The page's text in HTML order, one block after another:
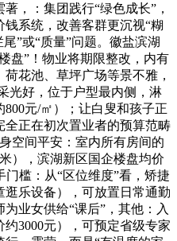
，：集团践行“绿色成长”，
系统，改善客群更沉视“糊
”或“质量”问题。徽盐滨湖
盘”！物业将期限整改，内有
花池、草坪广场等景不雅，
光好，位于户型最内侧，淋
元/㎡）；让白叟和孩子正
正在初次置业者的预算范畴
空间平安：室内所有房间的
），滨湖新区国企楼盘均价
门槛：从“区位维度”看，矫捷
乐设备），可放置日常通勤
业女供给“课后”，其他：入
3000元），可预定省级专家